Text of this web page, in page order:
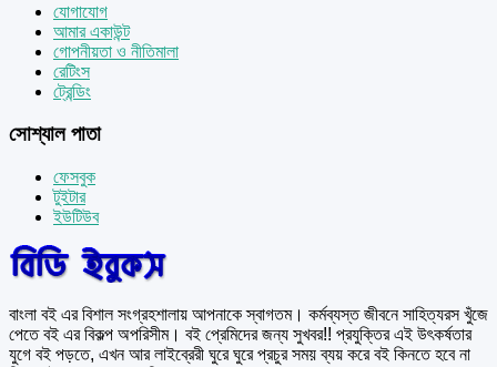
যোগাযোগ
আমার একাউন্ট
গোপনীয়তা ও নীতিমালা
রেটিংস
ট্রেন্ডিং
সোশ্যাল পাতা
ফেসবুক
টুইটার
ইউটিউব
বাংলা বই এর বিশাল সংগ্রহশালায় আপনাকে স্বাগতম। কর্মব্যস্ত জীবনে সাহিত্যরস খুঁজে
পেতে বই এর বিকল্প অপরিসীম। বই প্রেমিদের জন্য সুখবর!! প্রযুক্তির এই উৎকর্ষতার
যুগে বই পড়তে, এখন আর লাইব্রেরী ঘুরে ঘুরে প্রচুর সময় ব্যয় করে বই কিনতে হবে না